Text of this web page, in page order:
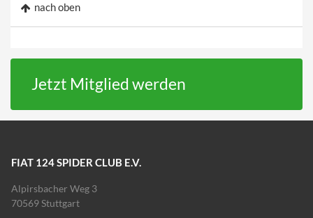
nach oben
Jetzt Mitglied werden
FIAT 124 SPIDER CLUB E.V.
Alpirsbacher Weg 3
70569 Stuttgart